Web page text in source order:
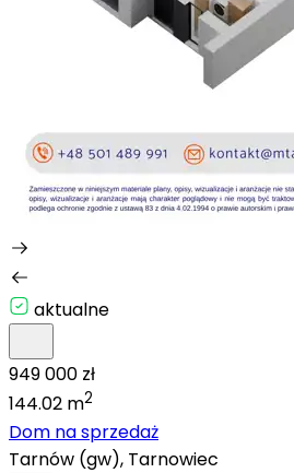
aktualne
949 000 zł
144.02 m2
Dom na sprzedaż
Tarnów (gw), Tarnowiec